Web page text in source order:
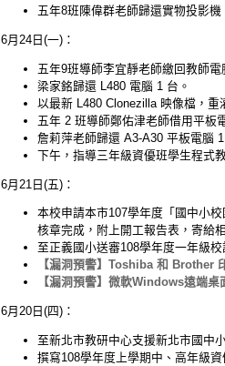
五年8班陳偉群老師歸還實物投影機
6月24日(一)：
五年9班導師李宜靜老師繳回教師
梁家銘歸還 L480 電腦 1 台。
以最新 L480 Clonezilla 映像檔，重
五年 2 班導師鄭佑津老師借用平板
詹莉萍老師歸還 A3-A30 平板電腦
下午，指導三年級資優班學生程式
6月21日(五)：
本校申請本市107學年度「國中小
核章完成，附上開工報告表，寄給
至正義國小送審108學年度一年級校
【漏洞預警】Toshiba 和 Brother
【漏洞預警】微軟Windows遠端
6月20日(四)：
至新北市教研中心支援新北市國中
撰寫108學年度上學期中、高年級